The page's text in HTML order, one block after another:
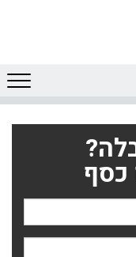
כסף